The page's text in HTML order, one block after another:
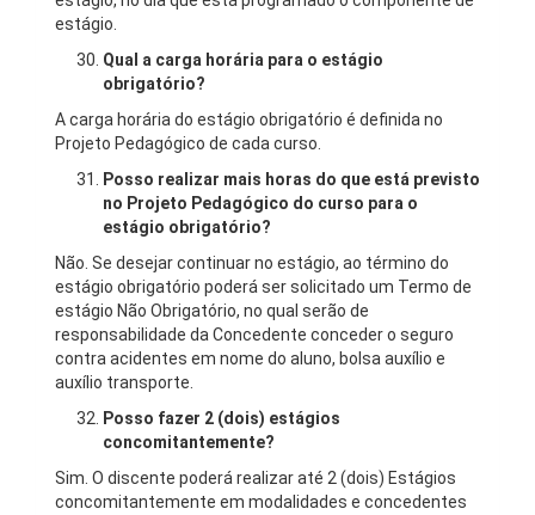
estágio.
Qual a carga horária para o estágio
obrigatório?
A carga horária do estágio obrigatório é definida no
Projeto Pedagógico de cada curso.
Posso realizar mais horas do que está previsto
no Projeto Pedagógico do curso para o
estágio obrigatório?
Não. Se desejar continuar no estágio, ao término do
estágio obrigatório poderá ser solicitado um Termo de
estágio Não Obrigatório, no qual serão de
responsabilidade da Concedente conceder o seguro
contra acidentes em nome do aluno, bolsa auxílio e
auxílio transporte.
Posso fazer 2 (dois) estágios
concomitantemente?
Sim. O discente poderá realizar até 2 (dois) Estágios
concomitantemente em modalidades e concedentes